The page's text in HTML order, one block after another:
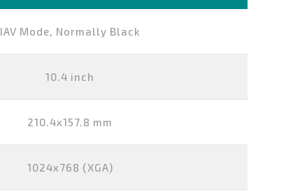
IAV Mode, Normally Black
10.4 inch
210.4x157.8 mm
1024x768 (XGA)